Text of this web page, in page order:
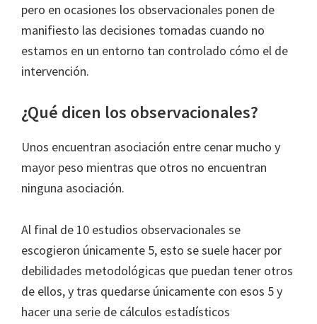
pero en ocasiones los observacionales ponen de
manifiesto las decisiones tomadas cuando no
estamos en un entorno tan controlado cómo el de
intervención.
¿Qué dicen los observacionales?
Unos encuentran asociación entre cenar mucho y
mayor peso mientras que otros no encuentran
ninguna asociación.
Al final de 10 estudios observacionales se
escogieron únicamente 5, esto se suele hacer por
debilidades metodológicas que puedan tener otros
de ellos, y tras quedarse únicamente con esos 5 y
hacer una serie de cálculos estadísticos